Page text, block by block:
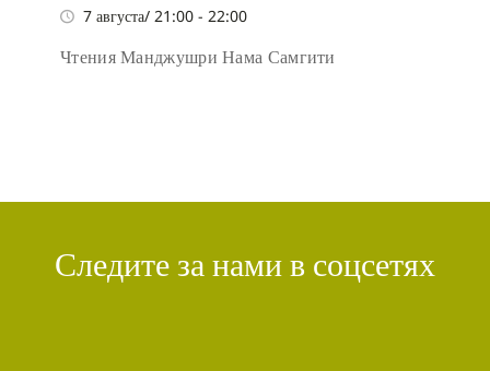
7 августа/ 21:00 - 22:00
Чтения Манджушри Нама Самгити
Следите за нами в соцсетях